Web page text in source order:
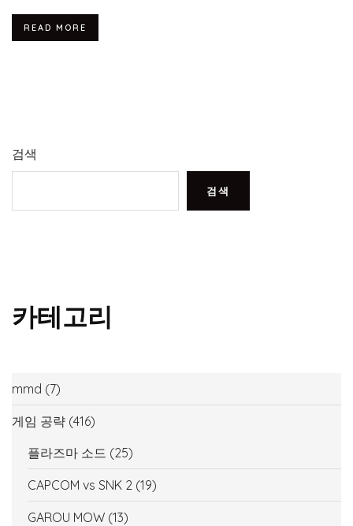
READ MORE
검색
검색
카테고리
mmd (7)
게임 공략 (416)
플라즈마 소드 (25)
CAPCOM vs SNK 2 (19)
GAROU MOW (13)